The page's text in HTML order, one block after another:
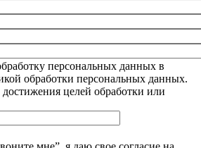
персональных данных в
обработки персональных данных.
достижения целей обработки или